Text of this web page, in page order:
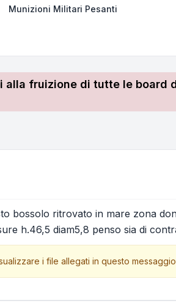
Munizioni Militari Pesanti
fruizione di tutte le board
bossolo ritrovato in mare zona
h.46,5 diam5,8 penso sia di
i file allegati in questo